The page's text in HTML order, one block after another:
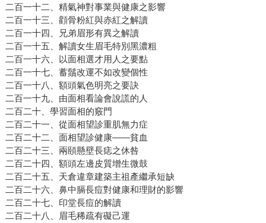
二百一十二、精氣神對事業與健康之影響
二百一十三、顴骨粉紅與赤紅之解讀
二百一十四、兄弟眉形有異之解讀
二百一十五、解讀女生眉毛特別黑濃粗
二百一十六、以面相選才用人之要點
二百一十七、蓄鬚改運不如改變個性
二百一十八、額頭氣色明亮之要訣
二百一十九、由面相看論會說謊的人
二百二十、學習面相的竅門
二百二十一、從面相望診重肌無力症
二百二十二、面相望診健康——貧血
二百二十三、兩頤懸壁長痣之休咎
二百二十四、額頭左邊皮質增生微鼓
二百二十五、天倉違章建築主祖產繼承短缺
二百二十六、鼻中膈長痘對健康和理財的影響
二百二十七、印堂長痘的解讀
二百二十八、眉毛稀疏有礙己運